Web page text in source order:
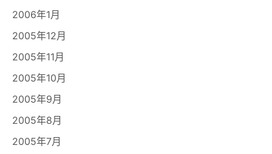
2006年1月
2005年12月
2005年11月
2005年10月
2005年9月
2005年8月
2005年7月